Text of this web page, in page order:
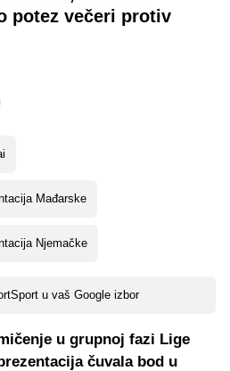
potez večeri protiv
Mađarske
Njemačke
u vaš Google izbor
u grupnoj fazi Lige
čuvala bod u